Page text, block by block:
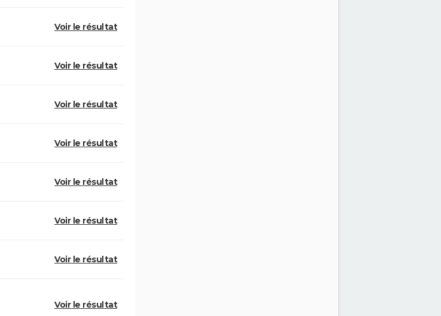
Voir le résultat
Voir le résultat
Voir le résultat
Voir le résultat
Voir le résultat
Voir le résultat
Voir le résultat
Voir le résultat